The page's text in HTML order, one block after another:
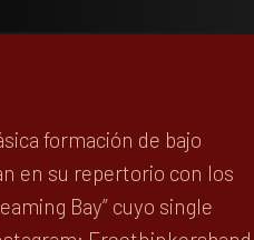
formación de bajo
en su repertorio con los
Bay” cuyo single